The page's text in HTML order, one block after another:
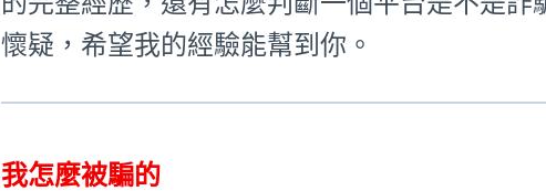
懷疑，希望我的經驗能幫到你。
我怎麼被騙的